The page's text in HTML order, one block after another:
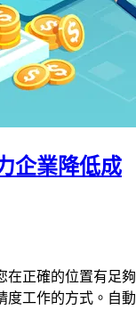
企業降低成
在正確的位置有足夠
度工作的方式。自動